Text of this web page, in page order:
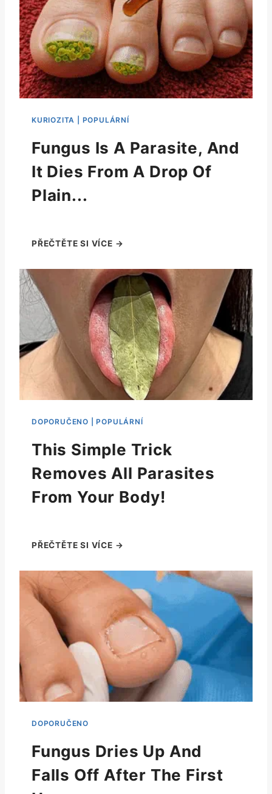
Fungus Is A Parasite, And
It Dies From A Drop Of
Plain...
This Simple Trick
Removes All Parasites
From Your Body!
Fungus Dries Up And
Falls Off After The First